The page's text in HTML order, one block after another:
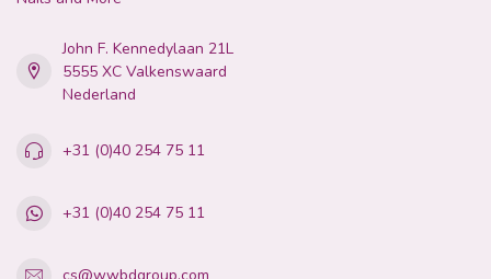
John F. Kennedylaan 21L
5555 XC Valkenswaard
Nederland
+31 (0)40 254 75 11
+31 (0)40 254 75 11